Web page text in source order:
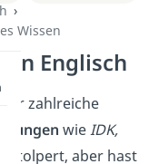
Wissen
Englisch
zahlreiche
wieIDK,
gestolpert, aber hast